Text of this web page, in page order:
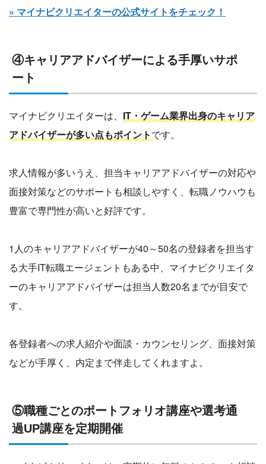
» マイナビクリエイターの公式サイトをチェック！
④キャリアアドバイザーによる手厚いサポ
ート
マイナビクリエイターは、 IT・ゲーム業界出身のキャリア
アドバイザーが多い点もポイントです。
求人情報が多いうえ、担当キャリアアドバイザーの対応や
面接対策などのサポートも相談しやすく、転職ノウハウも
豊富で専門性が高いと好評です。
1人のキャリアアドバイザーが40～50名の登録者を担当す
る大手IT転職エージェントもある中、マイナビクリエイタ
ーのキャリアアドバイザーは担当人数20名までが目安で
す。
各登録者への求人紹介や面談・カウンセリング、面接対策
などが手厚く、内定まで伴走してくれますよ。
⑤職種ごとのポートフォリオ講座や選考通
過UP講座を定期開催